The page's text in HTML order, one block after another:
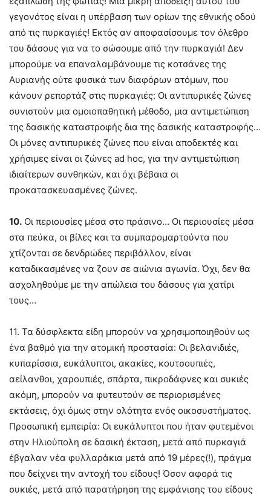
γεγονότος είναι η υπέρβαση των ορίων της εθνικής οδού
από τις πυρκαγιές! Εκτός αν αποφασίσουμε τον όλεθρο
του δάσους για να το σώσουμε από την πυρκαγιά! Δεν
μπορούμε να επαναλαμβάνουμε τις κοτσάνες της
Αυριανής ούτε φυσικά των διαφόρων ατόμων, που
κάνουν ρεπορτάζ στις πυρκαγιές: Οι αντιπυρικές ζώνες
συνιστούν μια ομοιοπαθητική μέθοδο, μια αντιμετώπιση
της δασικής καταστροφής δια της δασικής καταστροφής…
Οι μόνες αντιπυρικές ζώνες που είναι αποδεκτές και
χρήσιμες είναι οι ζώνες ad hoc, για την αντιμετώπιση
ιδιαίτερων συνθηκών, και όχι βέβαια οι
προκατασκευασμένες ζώνες.
10. Οι περιουσίες μέσα στο πράσινο… Οι περιουσίες μέσα
στα πεύκα, οι βίλες και τα συμπαρομαρτούντα που
χτίζονται σε δενδρώδες περιβάλλον, είναι
καταδικασμένες να ζουν σε αιώνια αγωνία. Όχι, δεν θα
ασχοληθούμε με την απώλεια του δάσους για χατίρι
τους…
11. Τα δύσφλεκτα είδη μπορούν να χρησιμοποιηθούν ως
ένα βαθμό για την ατομική προστασία: Οι βελανιδιές,
κυπαρίσσια, ευκάλυπτοι, ακακίες, κουτσουπιές,
αείλανθοι, χαρουπιές, σπάρτα, πικροδάφνες και συκιές
ακόμη, μπορούν να φυτευτούν σε περιορισμένες
εκτάσεις, όχι όμως στην ολότητα ενός οικοσυστήματος.
Προσωπική εμπειρία: Οι ευκάλυπτοι που ήταν φυτεμένοι
στην Ηλιούπολη σε δασική έκταση, μετά από πυρκαγιά
έβγαλαν νέα φυλλαράκια μετά από 19 μέρες(!), πράγμα
που δείχνει την αντοχή του είδους! Όσον αφορά τις
συκιές, μετά από παρατήρηση της εμφάνισης του είδους